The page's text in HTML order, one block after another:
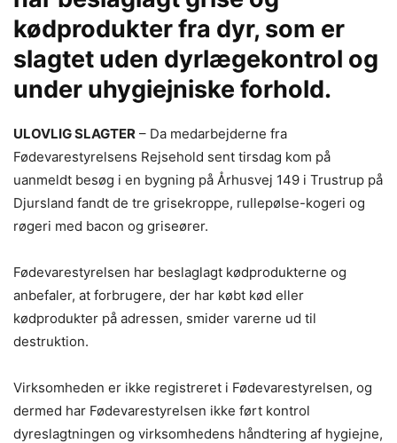
kødprodukter fra dyr, som er
slagtet uden dyrlægekontrol og
under uhygiejniske forhold.
ULOVLIG SLAGTER – Da medarbejderne fra
Fødevarestyrelsens Rejsehold sent tirsdag kom på
uanmeldt besøg i en bygning på Århusvej 149 i Trustrup på
Djursland fandt de tre grisekroppe, rullepølse-kogeri og
røgeri med bacon og griseører.
Fødevarestyrelsen har beslaglagt kødprodukterne og
anbefaler, at forbrugere, der har købt kød eller
kødprodukter på adressen, smider varerne ud til
destruktion.
Virksomheden er ikke registreret i Fødevarestyrelsen, og
dermed har Fødevarestyrelsen ikke ført kontrol
dyreslagtningen og virksomhedens håndtering af hygiejne,